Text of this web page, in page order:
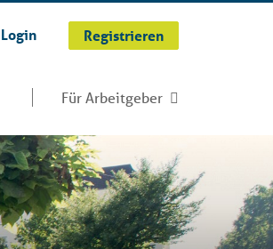
Login Registrieren
Für Arbeitgeber